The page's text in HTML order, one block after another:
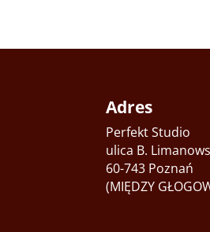
Adres
Perfekt Studio
ulica B.
60-743 Poznań
(MIĘDZY